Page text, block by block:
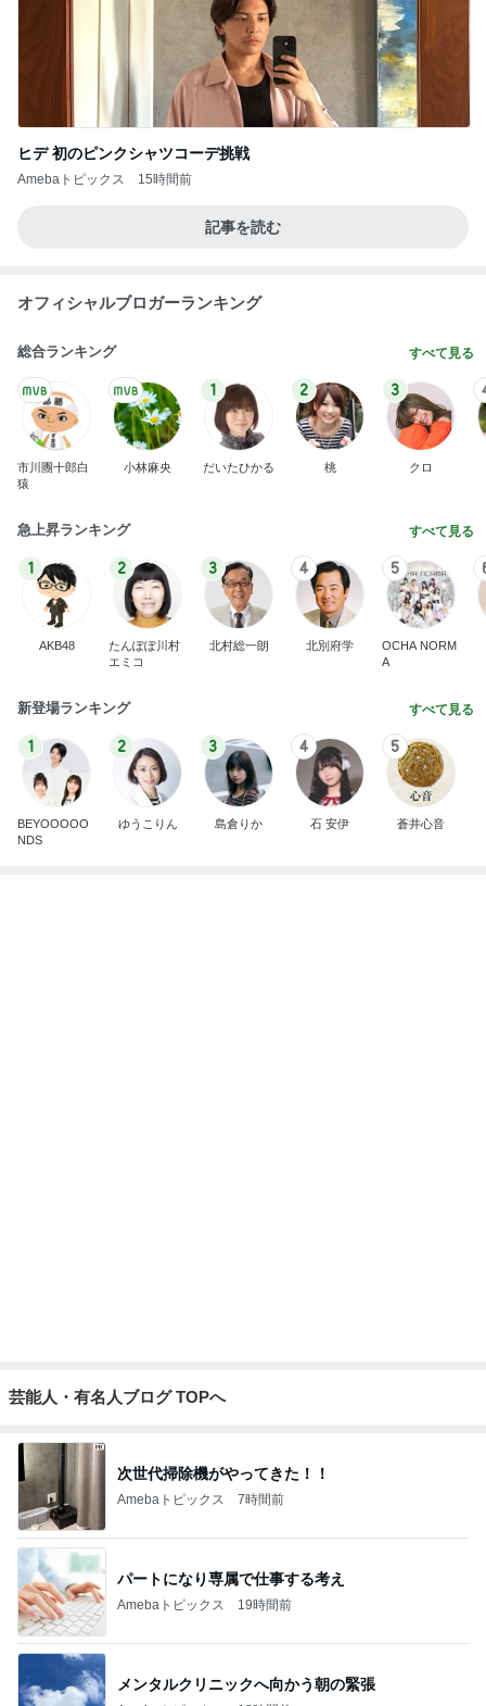
ヒデ 初のピンクシャツコーデ挑戦
Amebaトピックス 15時間前
記事を読む
オフィシャルブロガーランキング
総合ランキング すべて見る
市川團十郎白
猿
小林麻央
1
だいたひかる
2
桃
3
クロ
急上昇ランキング すべて見る
1
AKB48
2
たんぽぽ川村
エミコ
3
北村総一朗
4
北別府学
5
OCHA NORM
A
新登場ランキング すべて見る
1
BEYOOOOO
NDS
2
ゆうこりん
3
島倉りか
4
石 安伊
5
蒼井心音
芸能人・有名人ブログ TOPへ
次世代掃除機がやってきた！！
Amebaトピックス 7時間前
パートになり専属で仕事する考え
Amebaトピックス 19時間前
メンタルクリニックへ向かう朝の緊張